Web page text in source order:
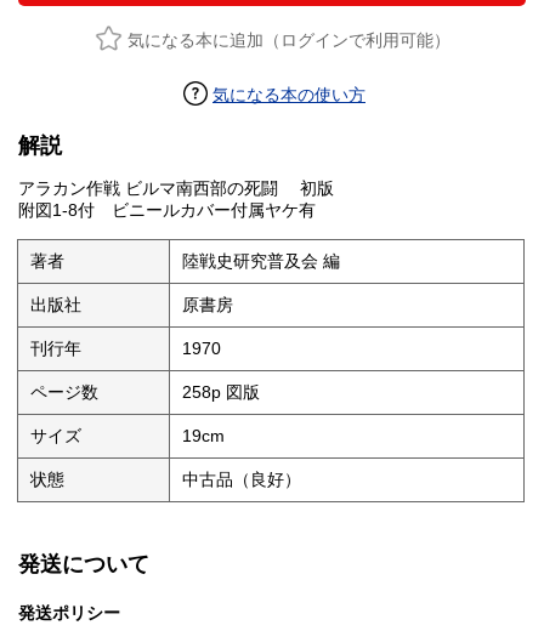
気になる本に追加（ログインで利用可能）
気になる本の使い方
解説
アラカン作戦 ビルマ南西部の死闘 初版
附図1-8付 ビニールカバー付属ヤケ有
著者 陸戦史研究普及会 編
出版社 原書房
刊行年 1970
ページ数 258p 図版
サイズ 19cm
状態 中古品（良好）
発送について
発送ポリシー